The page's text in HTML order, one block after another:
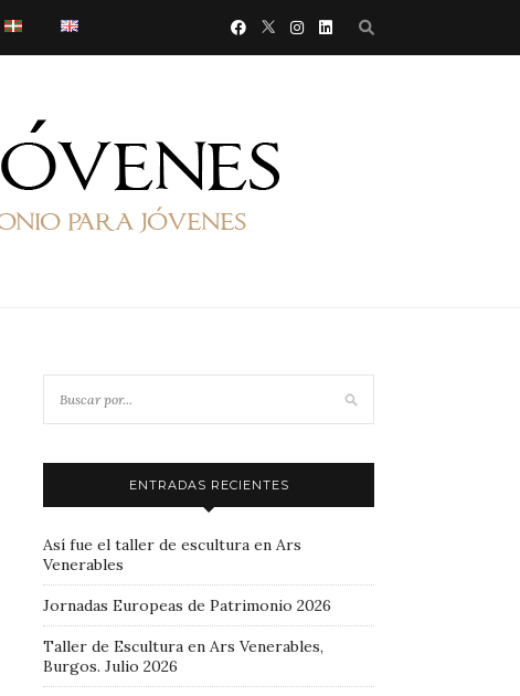
ENTRADAS RECIENTES
Así fue el taller de escultura en Ars
Venerables
Jornadas Europeas de Patrimonio 2026
Taller de Escultura en Ars Venerables,
Burgos. Julio 2026